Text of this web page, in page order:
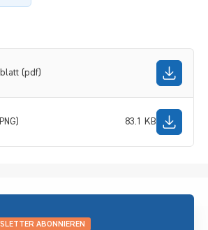
(pdf)
83.1 KB
ABONNIEREN